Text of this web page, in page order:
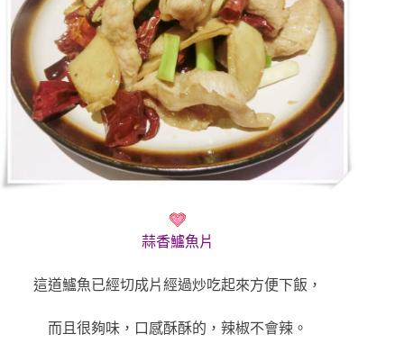
蒜香鱸魚片
這道鱸魚已經切成片經過炒吃起來方便下飯，
而且很夠味，口感酥酥的，辣椒不會辣。